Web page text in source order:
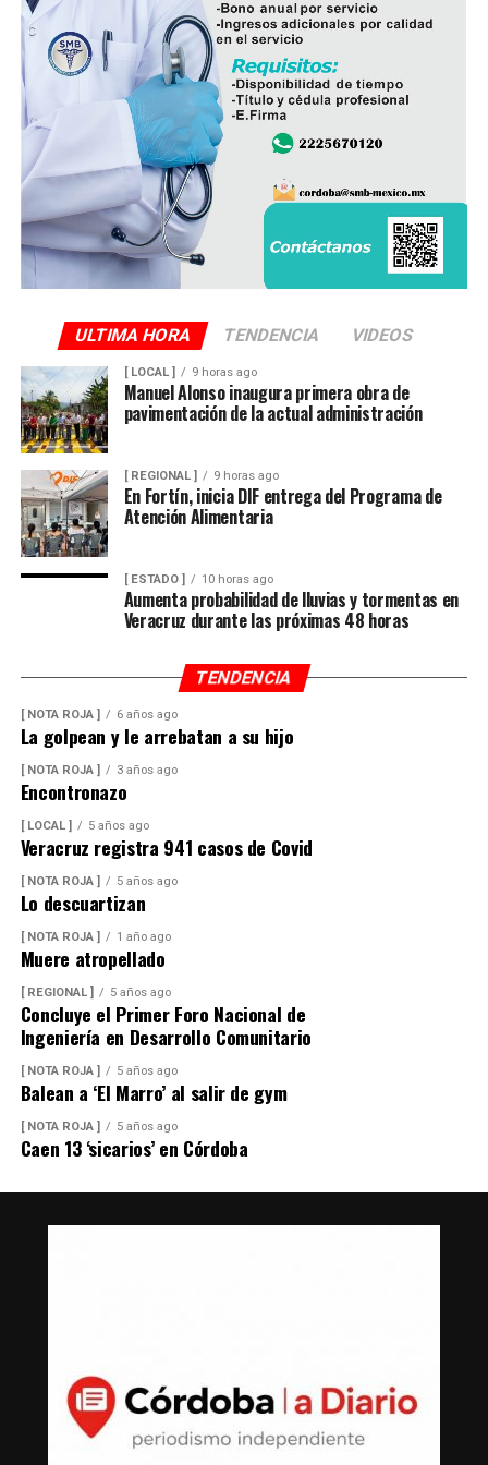
ULTIMA HORA TENDENCIA VIDEOS
[ LOCAL ] 9 horas ago
Manuel Alonso inaugura primera obra de
pavimentación de la actual administración
[ REGIONAL ] 9 horas ago
En Fortín, inicia DIF entrega del Programa de
Atención Alimentaria
[ ESTADO ] 10 horas ago
Aumenta probabilidad de lluvias y tormentas en
Veracruz durante las próximas 48 horas
TENDENCIA
[ NOTA ROJA ] 6 años ago
La golpean y le arrebatan a su hijo
[ NOTA ROJA ] 3 años ago
Encontronazo
[ LOCAL ] 5 años ago
Veracruz registra 941 casos de Covid
[ NOTA ROJA ] 5 años ago
Lo descuartizan
[ NOTA ROJA ] 1 año ago
Muere atropellado
[ REGIONAL ] 5 años ago
Concluye el Primer Foro Nacional de
Ingeniería en Desarrollo Comunitario
[ NOTA ROJA ] 5 años ago
Balean a ‘El Marro’ al salir de gym
[ NOTA ROJA ] 5 años ago
Caen 13 ‘sicarios’ en Córdoba